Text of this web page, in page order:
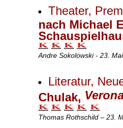
Theater,
nach Michael
Andre Sokolowski - 23.
Literatur,
Chulak,
Thomas Rothschild – 23.